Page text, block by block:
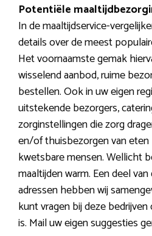
Potentiële
In de maaltijdservice-
details over de meest
Het voornaamste gemak
wisselend aanbod, ruime
bestellen. Ook in uw eigen
uitstekende bezorgers,
zorginstellingen die zorg
en/of thuisbezorgen van eten
kwetsbare mensen. Wellicht
maaltijden warm. Een deel
adressen hebben wij
kunt vragen bij deze
is. Mail uw eigen suggesties